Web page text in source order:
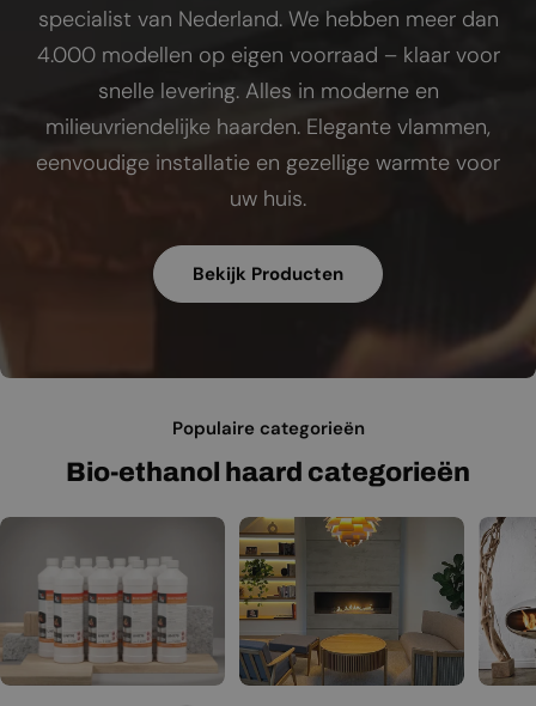
specialist van Nederland. We hebben meer dan
4.000 modellen op eigen voorraad – klaar voor
snelle levering. Alles in moderne en
milieuvriendelijke haarden. Elegante vlammen,
eenvoudige installatie en gezellige warmte voor
uw huis.
Bekijk Producten
Populaire categorieën
Bio-ethanol haard categorieën